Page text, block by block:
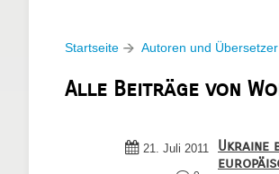
Startseite Autoren und Übersetzer
Alle Beiträge von
21. Juli 2011
Ukraine